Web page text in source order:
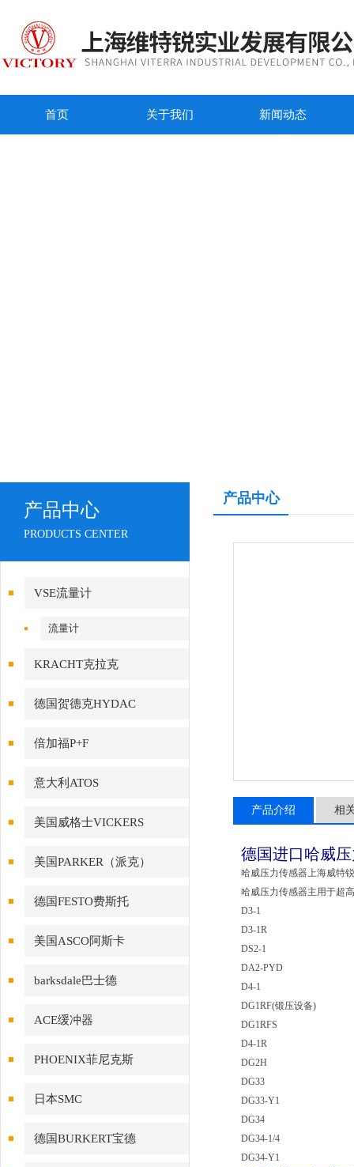
首页 关于我们 新闻动态
产品中心
PRODUCTS CENTER
VSE流量计
流量计
KRACHT克拉克
德国贺德克HYDAC
倍加福P+F
意大利ATOS
美国威格士VICKERS
美国PARKER（派克）
德国FESTO费斯托
美国ASCO阿斯卡
barksdale巴士德
ACE缓冲器
PHOENIX菲尼克斯
日本SMC
德国BURKERT宝德
产品中心
产品介绍 相
德国进口哈威
哈威压力传感器上海威特
哈威压力传感器主用于超
D3-1
D3-1R
DS2-1
DA2-PYD
D4-1
DG1RF(锻压设备)
DG1RFS
D4-1R
DG2H
DG33
DG33-Y1
DG34
DG34-1/4
DG34-Y1